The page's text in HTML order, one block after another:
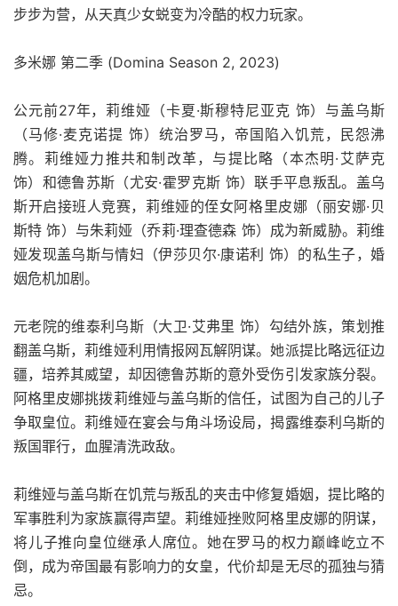
步步为营，从天真少女蜕变为冷酷的权力玩家。
多米娜 第二季 (Domina Season 2, 2023)
公元前27年，莉维娅（卡夏·斯穆特尼亚克 饰）与盖乌斯
（马修·麦克诺提 饰）统治罗马，帝国陷入饥荒，民怨沸
腾。莉维娅力推共和制改革，与提比略（本杰明·艾萨克
饰）和德鲁苏斯（尤安·霍罗克斯 饰）联手平息叛乱。盖乌
斯开启接班人竞赛，莉维娅的侄女阿格里皮娜（丽安娜·贝
斯特 饰）与朱莉娅（乔莉·理查德森 饰）成为新威胁。莉维
娅发现盖乌斯与情妇（伊莎贝尔·康诺利 饰）的私生子，婚
姻危机加剧。
元老院的维泰利乌斯（大卫·艾弗里 饰）勾结外族，策划推
翻盖乌斯，莉维娅利用情报网瓦解阴谋。她派提比略远征边
疆，培养其威望，却因德鲁苏斯的意外受伤引发家族分裂。
阿格里皮娜挑拨莉维娅与盖乌斯的信任，试图为自己的儿子
争取皇位。莉维娅在宴会与角斗场设局，揭露维泰利乌斯的
叛国罪行，血腥清洗政敌。
莉维娅与盖乌斯在饥荒与叛乱的夹击中修复婚姻，提比略的
军事胜利为家族赢得声望。莉维娅挫败阿格里皮娜的阴谋，
将儿子推向皇位继承人席位。她在罗马的权力巅峰屹立不
倒，成为帝国最有影响力的女皇，代价却是无尽的孤独与猜
忌。